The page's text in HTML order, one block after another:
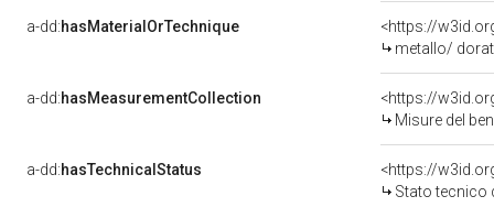
a-dd:hasMaterialOrTechnique
<https://
metallo/
a-dd:hasMeasurementCollection
<https://
Misure del
a-dd:hasTechnicalStatus
<https://
Stato tecnico